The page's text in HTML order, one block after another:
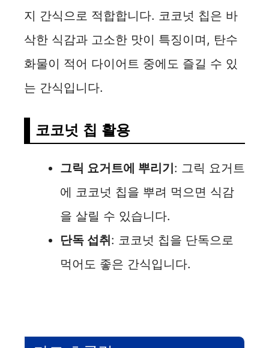
지 간식으로 적합합니다. 코코넛 칩은 바
삭한 식감과 고소한 맛이 특징이며, 탄수
화물이 적어 다이어트 중에도 즐길 수 있
는 간식입니다.
코코넛 칩 활용
그릭 요거트에 뿌리기: 그릭 요거트
에 코코넛 칩을 뿌려 먹으면 식감
을 살릴 수 있습니다.
단독 섭취: 코코넛 칩을 단독으로
먹어도 좋은 간식입니다.